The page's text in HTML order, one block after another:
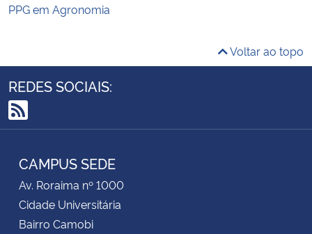
PPG em Agronomia
Voltar ao topo
REDES SOCIAIS:
RSS
CAMPUS SEDE
Av. Roraima nº 1000
Cidade Universitária
Bairro Camobi